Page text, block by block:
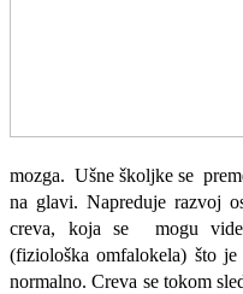
mozga. Ušne školjke se
na glavi. Napreduje razvoj
creva, koja se mogu
(fiziološka omfalokela) što je
normalno. Creva se tokom